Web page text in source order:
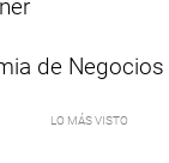
de Negocios